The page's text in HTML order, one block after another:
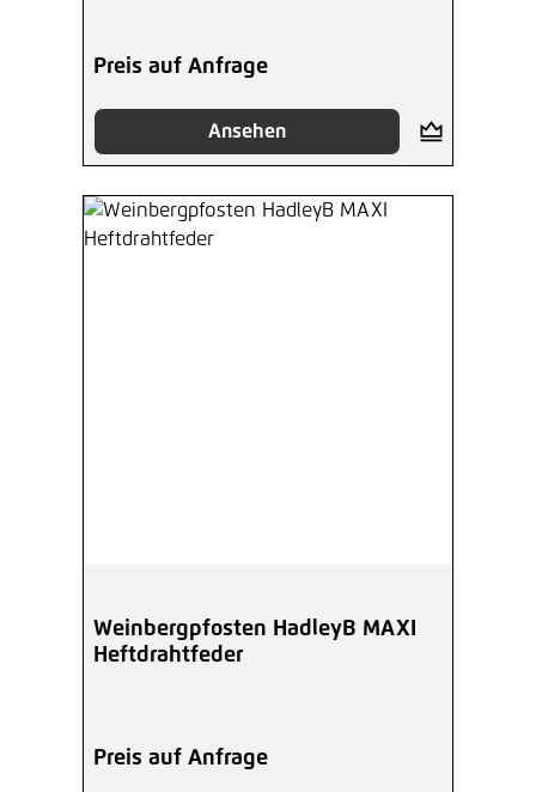
Preis auf Anfrage
Ansehen
Weinbergpfosten HadleyB MAXI
Heftdrahtfeder
Preis auf Anfrage